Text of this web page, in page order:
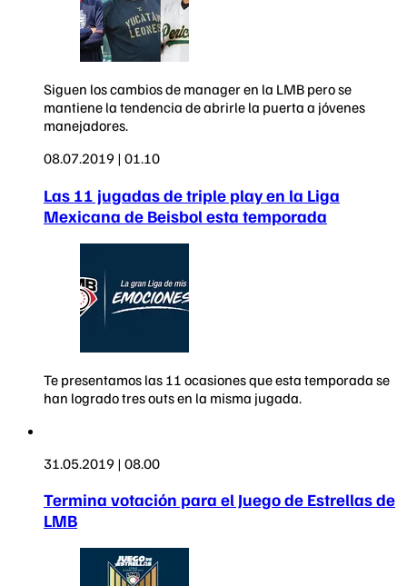
Siguen los cambios de manager en la LMB pero se
mantiene la tendencia de abrirle la puerta a jóvenes
manejadores.
08.07.2019 | 01.10
Las 11 jugadas de triple play en la Liga
Mexicana de Beisbol esta temporada
Te presentamos las 11 ocasiones que esta temporada se
han logrado tres outs en la misma jugada.
31.05.2019 | 08.00
Termina votación para el Juego de Estrellas de
LMB